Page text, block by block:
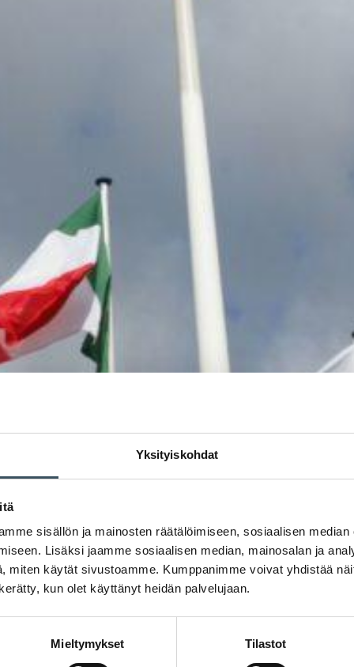
Yksityiskohdat
sisällön ja mainosten räätälöimiseen, sosiaalisen
Lisäksi jaamme sosiaalisen median, mainosalan ja
miten käytät sivustoamme. Kumppanimme voivat yhdistää
kun olet käyttänyt heidän palvelujaan.
Mieltymykset Tilastot